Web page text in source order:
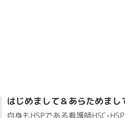
はじめまして＆あらためまし
自身もHSPである看護師